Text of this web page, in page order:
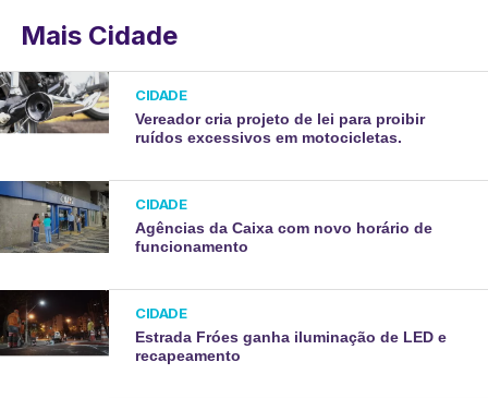
Mais Cidade
CIDADE
Vereador cria projeto de lei para proibir
ruídos excessivos em motocicletas.
CIDADE
Agências da Caixa com novo horário de
funcionamento
CIDADE
Estrada Fróes ganha iluminação de LED e
recapeamento